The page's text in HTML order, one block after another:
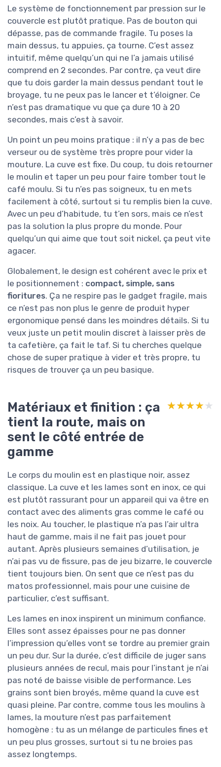
Le système de fonctionnement par pression sur le
couvercle est plutôt pratique. Pas de bouton qui
dépasse, pas de commande fragile. Tu poses la
main dessus, tu appuies, ça tourne. C’est assez
intuitif, même quelqu’un qui ne l’a jamais utilisé
comprend en 2 secondes. Par contre, ça veut dire
que tu dois garder la main dessus pendant tout le
broyage, tu ne peux pas le lancer et t’éloigner. Ce
n’est pas dramatique vu que ça dure 10 à 20
secondes, mais c’est à savoir.
Un point un peu moins pratique : il n’y a pas de bec
verseur ou de système très propre pour vider la
mouture. La cuve est fixe. Du coup, tu dois retourner
le moulin et taper un peu pour faire tomber tout le
café moulu. Si tu n’es pas soigneux, tu en mets
facilement à côté, surtout si tu remplis bien la cuve.
Avec un peu d’habitude, tu t’en sors, mais ce n’est
pas la solution la plus propre du monde. Pour
quelqu’un qui aime que tout soit nickel, ça peut vite
agacer.
Globalement, le design est cohérent avec le prix et
le positionnement : compact, simple, sans
fioritures. Ça ne respire pas le gadget fragile, mais
ce n’est pas non plus le genre de produit hyper
ergonomique pensé dans les moindres détails. Si tu
veux juste un petit moulin discret à laisser près de
ta cafetière, ça fait le taf. Si tu cherches quelque
chose de super pratique à vider et très propre, tu
risques de trouver ça un peu basique.
Matériaux et finition : ça
tient la route, mais on
sent le côté entrée de
gamme
★★★★★
★★★★★
Le corps du moulin est en plastique noir, assez
classique. La cuve et les lames sont en inox, ce qui
est plutôt rassurant pour un appareil qui va être en
contact avec des aliments gras comme le café ou
les noix. Au toucher, le plastique n’a pas l’air ultra
haut de gamme, mais il ne fait pas jouet pour
autant. Après plusieurs semaines d’utilisation, je
n’ai pas vu de fissure, pas de jeu bizarre, le couvercle
tient toujours bien. On sent que ce n’est pas du
matos professionnel, mais pour une cuisine de
particulier, c’est suffisant.
Les lames en inox inspirent un minimum confiance.
Elles sont assez épaisses pour ne pas donner
l’impression qu’elles vont se tordre au premier grain
un peu dur. Sur la durée, c’est difficile de juger sans
plusieurs années de recul, mais pour l’instant je n’ai
pas noté de baisse visible de performance. Les
grains sont bien broyés, même quand la cuve est
quasi pleine. Par contre, comme tous les moulins à
lames, la mouture n’est pas parfaitement
homogène : tu as un mélange de particules fines et
un peu plus grosses, surtout si tu ne broies pas
assez longtemps.